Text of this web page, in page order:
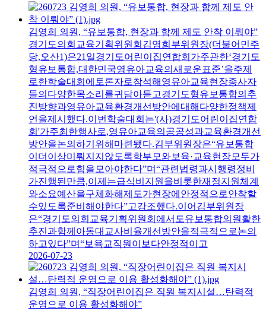
김영희 의원, “유보통합, 현장과 함께 제도 안착 이뤄야”
경기도의회교육기획위원회김영희부위원장(더불어민주
당,오산1)은21일경기도어린이집연합회가주관한‘경기도
형유보통합,대한민국영유아교육의새로운표준’을주제
로한학술대회에토론자로참석해영유아교육현장종사자
들의다양한목소리를귀담아듣고경기도형유보통합의추
진방향과영유아교육환경개선방안에대해다양한정책제
언을제시했다.이번학술대회는'(사)경기도어린이집연합
회'가주최한행사로,영유아교육의공공성과교육환경개선
방안을논의하기위해마련됐다.김부위원장은“유보통합
이더이상미뤄지지않도록학부모와보육·교육현장모두가
적극적으로힘을모아야한다”며“관련법령과시행령정비
가진행된만큼,이제는급식비지원을비롯한재정지원체계
와소요예산을구체화해제도가현장에안정적으로안착할
수있도록준비해야한다”고강조했다.이어김부위원장
은“경기도의회교육기획위원회에서도유보통합의원활한
추진과함께아동대교사비율개선방안을적극적으로논의
하고있다”며“보육교직원이보다안정적이고
2026-07-23
김영희 의원, “직장어린이집은 직원 복지시설…탄력적
운영으로 이용 활성화해야”